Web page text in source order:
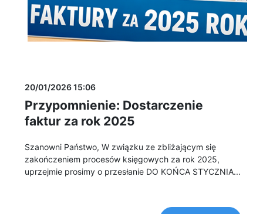
20/01/2026 15:06
Przypomnienie: Dostarczenie
faktur za rok 2025
Szanowni Państwo, W związku ze zbliżającym się
zakończeniem procesów księgowych za rok 2025,
uprzejmie prosimy o przesłanie DO KOŃCA STYCZNIA...